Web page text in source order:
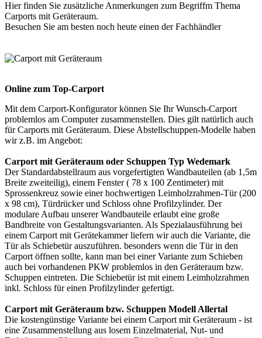
Hier finden Sie zusätzliche Anmerkungen zum Begriffm Thema
Carports mit Geräteraum.
Besuchen Sie am besten noch heute einen derFachhändler
Online zum Top-Carport
Mit dem Carport-Konfiguratorkönnen Sie Ihr Wunsch-Carport
problemlos am Computer zusammenstellen. Dies gilt natürlich auch
für Carports mit Geräteraum. Diese Abstellschuppen-Modelle haben
wir z.B. im Angebot:
Carport mit Geräteraum oder Schuppen Typ Wedemark
Der Standardabstellraum aus vorgefertigten Wandbauteilen (ab 1,5m
Breite zweiteilig), einem Fenster ( 78 x 100 Zentimeter) mit
Sprossenkreuz sowie einer hochwertigen Leimholzrahmen-Tür (200
x 98 cm), Türdrücker und Schloss ohne Profilzylinder. Der
modulare Aufbau unserer Wandbauteile erlaubt eine große
Bandbreite von Gestaltungsvarianten. Als Spezialausführung bei
einem Carport mit Gerätekammer liefern wir auch die Variante, die
Tür als Schiebetür auszuführen. besonders wenn die Tür in den
Carport öffnen sollte, kann man bei einer Variante zum Schieben
auch bei vorhandenen PKW problemlos in den Geräteraum bzw.
Schuppen eintreten. Die Schiebetür ist mit einem Leimholzrahmen
inkl. Schloss für einen Profilzylinder gefertigt.
Carport mit Geräteraum bzw. Schuppen Modell Allertal
Die kostengünstige Variante bei einem Carport mit Geräteraum - ist
eine Zusammenstellung aus losem Einzelmaterial, Nut- und